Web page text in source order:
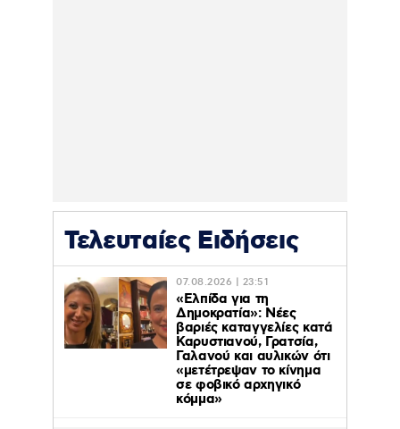
Τελευταίες Ειδήσεις
07.08.2026 | 23:51
«Ελπίδα για τη
Δημοκρατία»: Νέες
βαριές καταγγελίες κατά
Καρυστιανού, Γρατσία,
Γαλανού και αυλικών ότι
«μετέτρεψαν το κίνημα
σε φοβικό αρχηγικό
κόμμα»